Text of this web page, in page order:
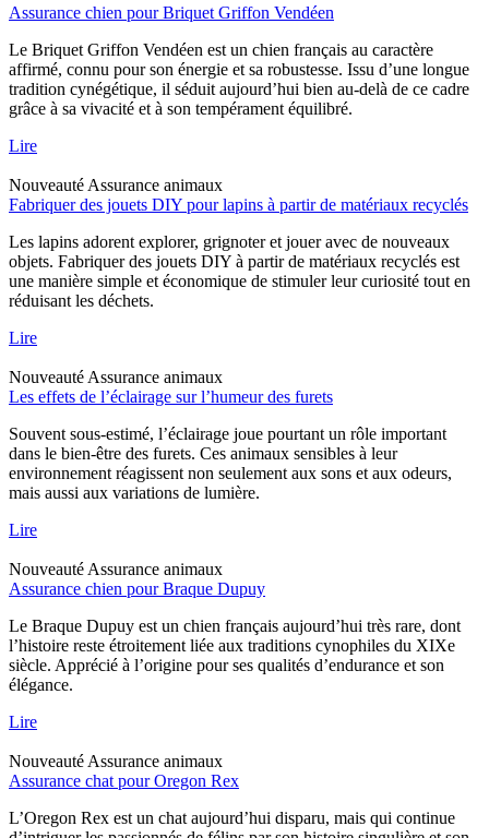
Assurance chien pour Briquet Griffon Vendéen
Le Briquet Griffon Vendéen est un chien français au caractère
affirmé, connu pour son énergie et sa robustesse. Issu d’une longue
tradition cynégétique, il séduit aujourd’hui bien au-delà de ce cadre
grâce à sa vivacité et à son tempérament équilibré.
Lire
Nouveauté Assurance animaux
Fabriquer des jouets DIY pour lapins à partir de matériaux recyclés
Les lapins adorent explorer, grignoter et jouer avec de nouveaux
objets. Fabriquer des jouets DIY à partir de matériaux recyclés est
une manière simple et économique de stimuler leur curiosité tout en
réduisant les déchets.
Lire
Nouveauté Assurance animaux
Les effets de l’éclairage sur l’humeur des furets
Souvent sous-estimé, l’éclairage joue pourtant un rôle important
dans le bien-être des furets. Ces animaux sensibles à leur
environnement réagissent non seulement aux sons et aux odeurs,
mais aussi aux variations de lumière.
Lire
Nouveauté Assurance animaux
Assurance chien pour Braque Dupuy
Le Braque Dupuy est un chien français aujourd’hui très rare, dont
l’histoire reste étroitement liée aux traditions cynophiles du XIXe
siècle. Apprécié à l’origine pour ses qualités d’endurance et son
élégance.
Lire
Nouveauté Assurance animaux
Assurance chat pour Oregon Rex
L’Oregon Rex est un chat aujourd’hui disparu, mais qui continue